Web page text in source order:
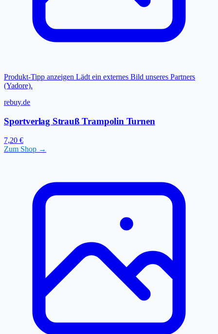
Produkt-Tipp anzeigen Lädt ein externes Bild unseres Partners
(Yadore).
rebuy.de
Sportverlag Strauß Trampolin Turnen
7,20 €
Zum Shop →